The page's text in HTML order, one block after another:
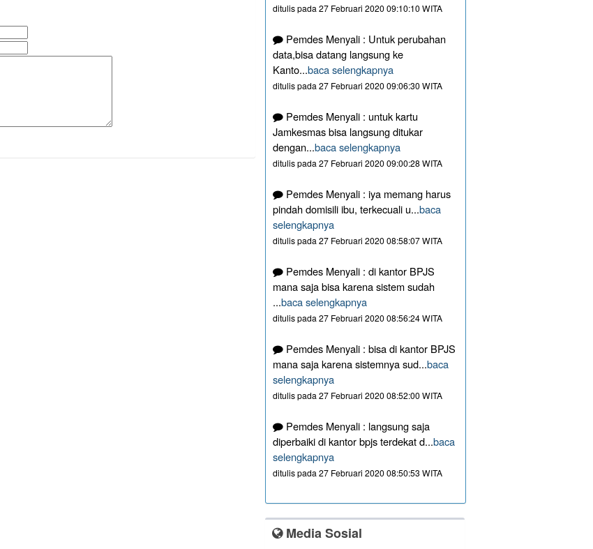
ditulis pada 27 Februari 2020 09:10:10 WITA
Pemdes Menyali : Untuk perubahan
data,bisa datang langsung ke
Kanto...baca selengkapnya
ditulis pada 27 Februari 2020 09:06:30 WITA
Pemdes Menyali : untuk kartu
Jamkesmas bisa langsung ditukar
dengan...baca selengkapnya
ditulis pada 27 Februari 2020 09:00:28 WITA
Pemdes Menyali : iya memang harus
pindah domisili ibu, terkecuali u...baca
selengkapnya
ditulis pada 27 Februari 2020 08:58:07 WITA
Pemdes Menyali : di kantor BPJS
mana saja bisa karena sistem sudah
...baca selengkapnya
ditulis pada 27 Februari 2020 08:56:24 WITA
Pemdes Menyali : bisa di kantor BPJS
mana saja karena sistemnya sud...baca
selengkapnya
ditulis pada 27 Februari 2020 08:52:00 WITA
Pemdes Menyali : langsung saja
diperbaiki di kantor bpjs terdekat d...baca
selengkapnya
ditulis pada 27 Februari 2020 08:50:53 WITA
Media Sosial